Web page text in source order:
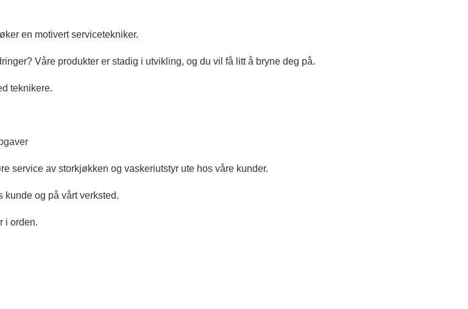
en motivert servicetekniker.
Våre produkter er stadig i utvikling, og du vil få litt å bryne deg på.
teknikere.
service av storkjøkken og vaskeriutstyr ute hos våre kunder.
kunde og på vårt verksted.
i orden.